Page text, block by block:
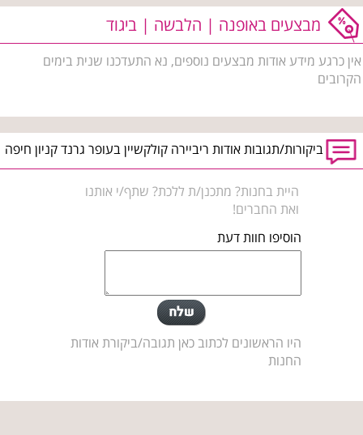
מבצעים באופנה | הלבשה | ביגוד
אין כרגע מידע אודות מבצעים נוספים, נא התעדכנו שנית בימים
הקרובים
ביקורות/תגובות אודות ריביירה קולקשיין בעופר גרנד קניון חיפה
היית בחנות? מתכנן/ת ללכת? שתף/י אותנו
ואת החברים!
הוסיפו חוות דעת
היו הראשונים לכתוב כאן תגובה/ביקורת אודות
החנות